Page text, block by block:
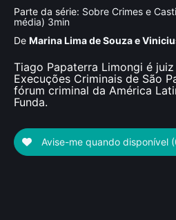
Parte da série: Sobre Crimes e
média) 3min
De Marina Lima de Souza e
Tiago Papaterra Limongi é
Execuções Criminais de São
fórum criminal da América
Funda.
Avise-me quando disponível